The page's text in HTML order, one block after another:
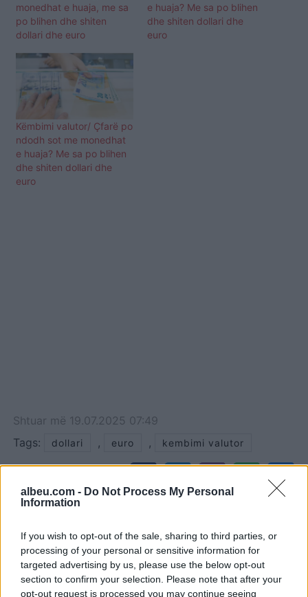
albeu.com - Do Not Process My Personal
Information
If you wish to opt-out of the sale, sharing to third parties, or
processing of your personal or sensitive information for
targeted advertising by us, please use the below opt-out
section to confirm your selection. Please note that after your
opt-out request is processed you may continue seeing
monedhat e huaja, me sa
po blihen dhe shiten
dollari dhe euro
e huaja? Me sa po blihen
dhe shiten dollari dhe
euro
Këmbimi valutor/ Çfarë po
ndodh sot me monedhat
e huaja? Me sa po blihen
dhe shiten dollari dhe
euro
Shtuar më 19.07.2025 07:49
Tags:
dollari , euro , kembimi valutor